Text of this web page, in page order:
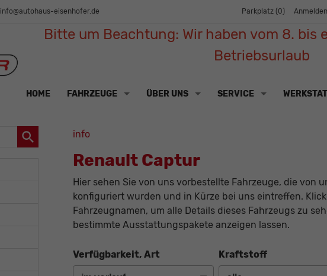
info@autohaus-eisenhofer.de Parkplatz (0) Anmelden
Bitte um Beachtung: Wir haben vom 8. bis
Betriebsurlaub
HOME FAHRZEUGE ÜBER UNS SERVICE
info
Renault Captur
Hier sehen Sie von uns vorbestellte Fahrzeuge, die von
konfiguriert wurden und in Kürze bei uns eintreffen.
Fahrzeugnamen, um alle Details dieses Fahrzeugs zu
bestimmte Ausstattungspakete anzeigen lassen.
Verfügbarkeit, Art Kraftstoff